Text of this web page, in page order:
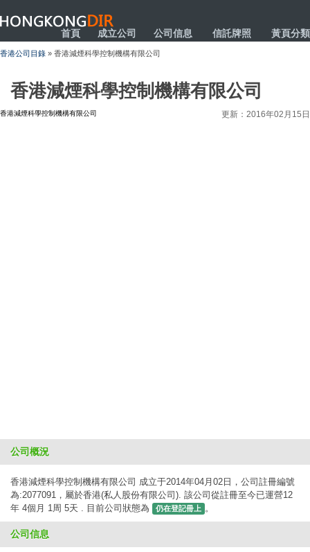
HONGKONGDIR
首頁 成立公司 公司信息 信託牌照 黃頁分類
香港公司目錄 » 香港減煙科學控制機構有限公司
香港減煙科學控制機構有限公司
香港減煙科學控制機構有限公司 更新：2016年02月15日
公司概況
香港減煙科學控制機構有限公司 成立于2014年04月02日，公司註冊編號
為:2077091，屬於香港(私人股份有限公司). 該公司從註冊至今已運營12
年 4個月 1周 5天 . 目前公司狀態為
仍在登記冊上 。
公司信息